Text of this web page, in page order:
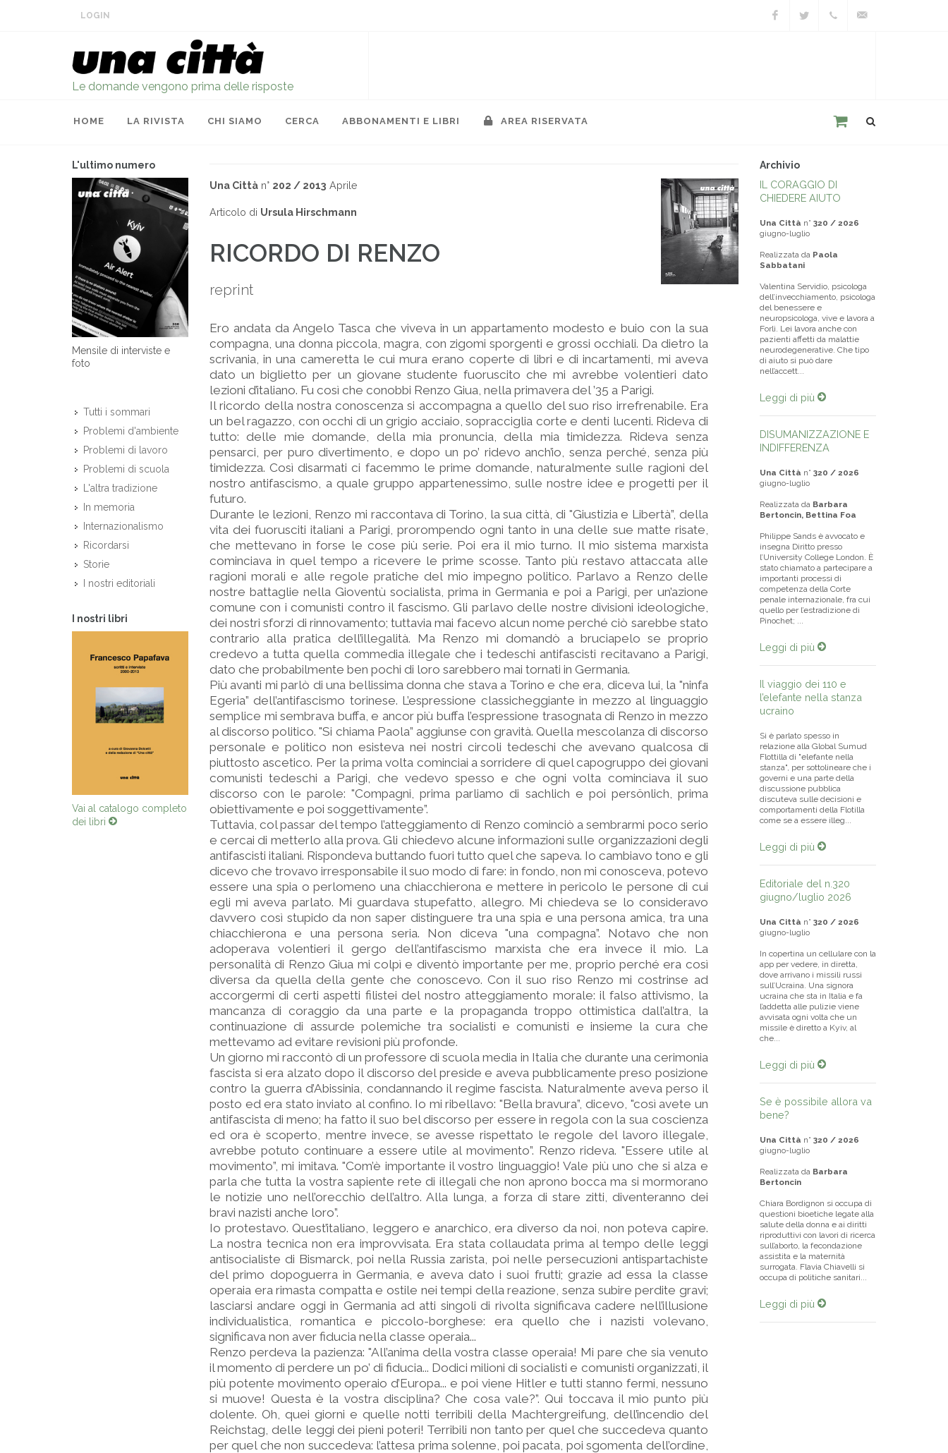
LOGIN
Le domande vengono prima delle risposte
HOME LA RIVISTA CHI SIAMO CERCA ABBONAMENTI E LIBRI AREA RISERVATA
L'ultimo numero
Mensile di interviste e
foto
Tutti i sommari
Problemi d'ambiente
Problemi di lavoro
Problemi di scuola
L'altra tradizione
In memoria
Internazionalismo
Ricordarsi
Storie
I nostri editoriali
I nostri libri
Vai al catalogo completo
dei libri
Una Città n° 202 / 2013 Aprile
Articolo di Ursula Hirschmann
RICORDO DI RENZO
reprint
Ero andata da Angelo Tasca che viveva in un appartamento modesto e buio con la sua
compagna, una donna piccola, magra, con zigomi sporgenti e grossi occhiali. Da dietro la
scrivania, in una cameretta le cui mura erano coperte di libri e di incartamenti, mi aveva
dato un biglietto per un giovane studente fuoruscito che mi avrebbe volentieri dato
lezioni d’italiano. Fu così che conobbi Renzo Giua, nella primavera del ’35 a Parigi.
Il ricordo della nostra conoscenza si accompagna a quello del suo riso irrefrenabile. Era
un bel ragazzo, con occhi di un grigio acciaio, sopracciglia corte e denti lucenti. Rideva di
tutto: delle mie domande, della mia pronuncia, della mia timidezza. Rideva senza
pensarci, per puro divertimento, e dopo un po’ ridevo anch’io, senza perché, senza più
timidezza. Così disarmati ci facemmo le prime domande, naturalmente sulle ragioni del
nostro antifascismo, a quale gruppo appartenessimo, sulle nostre idee e progetti per il
futuro.
Durante le lezioni, Renzo mi raccontava di Torino, la sua città, di "Giustizia e Libertà”, della
vita dei fuorusciti italiani a Parigi, prorompendo ogni tanto in una delle sue matte risate,
che mettevano in forse le cose più serie. Poi era il mio turno. Il mio sistema marxista
cominciava in quel tempo a ricevere le prime scosse. Tanto più restavo attaccata alle
ragioni morali e alle regole pratiche del mio impegno politico. Parlavo a Renzo delle
nostre battaglie nella Gioventù socialista, prima in Germania e poi a Parigi, per un’azione
comune con i comunisti contro il fascismo. Gli parlavo delle nostre divisioni ideologiche,
dei nostri sforzi di rinnovamento; tuttavia mai facevo alcun nome perché ciò sarebbe stato
contrario alla pratica dell’illegalità. Ma Renzo mi domandò a bruciapelo se proprio
credevo a tutta quella commedia illegale che i tedeschi antifascisti recitavano a Parigi,
dato che probabilmente ben pochi di loro sarebbero mai tornati in Germania.
Più avanti mi parlò di una bellissima donna che stava a Torino e che era, diceva lui, la "ninfa
Egeria” dell’antifascismo torinese. L’espressione classicheggiante in mezzo al linguaggio
semplice mi sembrava buffa, e ancor più buffa l’espressione trasognata di Renzo in mezzo
al discorso politico. "Si chiama Paola” aggiunse con gravità. Quella mescolanza di discorso
personale e politico non esisteva nei nostri circoli tedeschi che avevano qualcosa di
piuttosto ascetico. Per la prima volta cominciai a sorridere di quel capogruppo dei giovani
comunisti tedeschi a Parigi, che vedevo spesso e che ogni volta cominciava il suo
discorso con le parole: "Compagni, prima parliamo di sachlich e poi persönlich, prima
obiettivamente e poi soggettivamente”.
Tuttavia, col passar del tempo l’atteggiamento di Renzo cominciò a sembrarmi poco serio
e cercai di metterlo alla prova. Gli chiedevo alcune informazioni sulle organizzazioni degli
antifascisti italiani. Rispondeva buttando fuori tutto quel che sapeva. Io cambiavo tono e gli
dicevo che trovavo irresponsabile il suo modo di fare: in fondo, non mi conosceva, potevo
essere una spia o perlomeno una chiacchierona e mettere in pericolo le persone di cui
egli mi aveva parlato. Mi guardava stupefatto, allegro. Mi chiedeva se lo consideravo
davvero così stupido da non saper distinguere tra una spia e una persona amica, tra una
chiacchierona e una persona seria. Non diceva "una compagna”. Notavo che non
adoperava volentieri il gergo dell’antifascismo marxista che era invece il mio. La
personalità di Renzo Giua mi colpì e diventò importante per me, proprio perché era così
diversa da quella della gente che conoscevo. Con il suo riso Renzo mi costrinse ad
accorgermi di certi aspetti filistei del nostro atteggiamento morale: il falso attivismo, la
mancanza di coraggio da una parte e la propaganda troppo ottimistica dall’altra, la
continuazione di assurde polemiche tra socialisti e comunisti e insieme la cura che
mettevamo ad evitare revisioni più profonde.
Un giorno mi raccontò di un professore di scuola media in Italia che durante una cerimonia
fascista si era alzato dopo il discorso del preside e aveva pubblicamente preso posizione
contro la guerra d’Abissinia, condannando il regime fascista. Naturalmente aveva perso il
posto ed era stato inviato al confino. Io mi ribellavo: "Bella bravura”, dicevo, "così avete un
antifascista di meno; ha fatto il suo bel discorso per essere in regola con la sua coscienza
ed ora è scoperto, mentre invece, se avesse rispettato le regole del lavoro illegale,
avrebbe potuto continuare a essere utile al movimento”. Renzo rideva. "Essere utile al
movimento”, mi imitava. "Com’è importante il vostro linguaggio! Vale più uno che si alza e
parla che tutta la vostra sapiente rete di illegali che non aprono bocca ma si mormorano
le notizie uno nell’orecchio dell’altro. Alla lunga, a forza di stare zitti, diventeranno dei
bravi nazisti anche loro”.
Io protestavo. Quest’italiano, leggero e anarchico, era diverso da noi, non poteva capire.
La nostra tecnica non era improvvisata. Era stata collaudata prima al tempo delle leggi
antisocialiste di Bismarck, poi nella Russia zarista, poi nelle persecuzioni antispartachiste
del primo dopoguerra in Germania, e aveva dato i suoi frutti; grazie ad essa la classe
operaia era rimasta compatta e ostile nei tempi della reazione, senza subire perdite gravi;
lasciarsi andare oggi in Germania ad atti singoli di rivolta significava cadere nell’illusione
individualistica, romantica e piccolo-borghese: era quello che i nazisti volevano,
significava non aver fiducia nella classe operaia...
Renzo perdeva la pazienza: "All’anima della vostra classe operaia! Mi pare che sia venuto
il momento di perdere un po’ di fiducia... Dodici milioni di socialisti e comunisti organizzati, il
più potente movimento operaio d’Europa... e poi viene Hitler e tutti stanno fermi, nessuno
si muove! Questa è la vostra disciplina? Che cosa vale?”. Qui toccava il mio punto più
dolente. Oh, quei giorni e quelle notti terribili della Machtergreifung, dell’incendio del
Reichstag, delle leggi dei pieni poteri! Terribili non tanto per quel che succedeva quanto
per quel che non succedeva: l’attesa prima solenne, poi pacata, poi sgomenta dell’ordine,
Archivio
IL CORAGGIO DI
CHIEDERE AIUTO
Una Città n° 320 / 2026
giugno-luglio
Realizzata da Paola
Sabbatani
Valentina Servidio, psicologa
dell’invecchiamento, psicologa
del benessere e
neuropsicologa, vive e lavora a
Forlì. Lei lavora anche con
pazienti affetti da malattie
neurodegenerative. Che tipo
di aiuto si può dare
nell’accett...
Leggi di più
DISUMANIZZAZIONE E
INDIFFERENZA
Una Città n° 320 / 2026
giugno-luglio
Realizzata da Barbara
Bertoncin, Bettina Foa
Philippe Sands è avvocato e
insegna Diritto presso
l’University College London. È
stato chiamato a partecipare a
importanti processi di
competenza della Corte
penale internazionale, fra cui
quello per l’estradizione di
Pinochet; ...
Leggi di più
Il viaggio dei 110 e
l’elefante nella stanza
ucraino
Si è parlato spesso in
relazione alla Global Sumud
Flottilla di "elefante nella
stanza", per sottolineare che i
governi e una parte della
discussione pubblica
discuteva sulle decisioni e
comportamenti della Flotilla
come se a essere illeg...
Leggi di più
Editoriale del n.320
giugno/luglio 2026
Una Città n° 320 / 2026
giugno-luglio
In copertina un cellulare con la
app per vedere, in diretta,
dove arrivano i missili russi
sull’Ucraina. Una signora
ucraina che sta in Italia e fa
l’addetta alle pulizie viene
avvisata ogni volta che un
missile è diretto a Kyiv, al
che...
Leggi di più
Se è possibile allora va
bene?
Una Città n° 320 / 2026
giugno-luglio
Realizzata da Barbara
Bertoncin
Chiara Bordignon si occupa di
questioni bioetiche legate alla
salute della donna e ai diritti
riproduttivi con lavori di ricerca
sull’aborto, la fecondazione
assistita e la maternità
surrogata. Flavia Chiavelli si
occupa di politiche sanitari...
Leggi di più